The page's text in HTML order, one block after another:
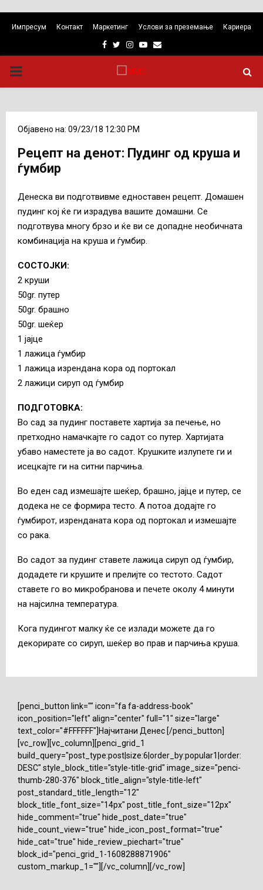
Импресум Контакт Маркетинг Услови за преземање Кариера
Facebook
TwitterInstagram
Youtube
Email
PRIMARY
Објавено на: 09/23/18 12:30 PM
Рецепт на денот: Пудинг од круша и
ѓумбир
Денеска ви подготвивме едноставен рецепт. Домашен
пудинг кој ќе ги израдува вашите домашни. Се
подготвува многу брзо и ќе ви се допадне необичната
комбинација на круша и ѓумбир.
СОСТОЈКИ:
2 круши
50gr. путер
50gr. брашно
50gr. шеќер
1 јајце
1 лажица ѓумбир
1 лажица изрендана кора од портокал
2 лажици сируп од ѓумбир
ПОДГОТОВКА:
Во сад за пудинг поставете хартија за печење, но
претходно намачкајте го садот со путер. Хартијата
убаво наместете ја во садот. Крушките излупете ги и
исецкајте ги на ситни парчиња.
Во еден сад измешајте шеќер, брашно, јајце и путер, се
додека не се формира тесто. А потоа додајте го
ѓумбирот, изренданата кора од портокал и измешајте
со рака.
Во садот за пудинг ставете лажица сируп од ѓумбир,
додадете ги крушите и прелијте со тестото. Садот
ставете го во микробранова и печете околу 4 минути
на најсилна температура.
Кога пудингот малку ќе се излади можете да го
декорирате со сируп, шеќер во прав и парчиња круша.
[penci_button link="" icon="fa fa-address-book"
icon_position="left" align="center" full="1" size="large"
text_color="#FFFFFF"]Најчитани Денес [/penci_button]
[vc_row][vc_column][penci_grid_1
build_query="post_type:post|size:6|order_by:popular1|order:
DESC" style_block_title="style-title-grid" image_size="penci-
thumb-280-376" block_title_align="style-title-left"
post_standard_title_length="12"
block_title_font_size="14px" post_title_font_size="12px"
hide_comment="true" hide_post_date="true"
hide_count_view="true" hide_icon_post_format="true"
hide_cat="true" hide_review_piechart="true"
block_id="penci_grid_1-1608288871906"
custom_markup_1=""][/vc_column][/vc_row]